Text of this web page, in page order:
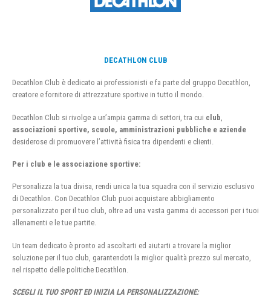
DECATHLON CLUB
Decathlon Club è dedicato ai professionisti e fa parte del gruppo Decathlon,
creatore e fornitore di attrezzature sportive in tutto il mondo.
Decathlon Club si rivolge a un’ampia gamma di settori, tra cui club
associazioni sportive, scuole, amministrazioni pubbliche e aziende
desiderose di promuovere l’attività fisica tra dipendenti e clienti.
Per i club e le associazione sportive:
Personalizza la tua divisa, rendi unica la tua squadra con il servizio esclusivo
di Decathlon. Con Decathlon Club puoi acquistare abbigliamento
personalizzato per il tuo club, oltre ad una vasta gamma di accessori per i tuoi
allenamenti e le tue partite.
Un team dedicato è pronto ad ascoltarti ed aiutarti a trovare la miglior
soluzione per il tuo club, garantendoti la miglior qualità prezzo sul mercato,
nel rispetto delle politiche Decathlon.
SCEGLI IL TUO SPORT ED INIZIA LA PERSONALIZZAZIONE: